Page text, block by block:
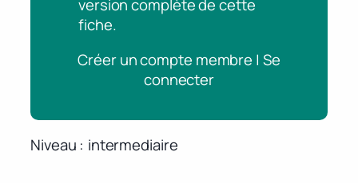
version complète de cette
fiche.
Créer un compte membre | Se
connecter
Niveau intermediaire